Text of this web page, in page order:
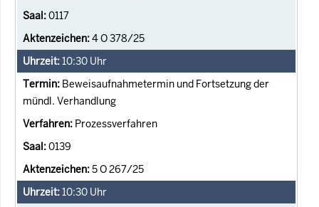
0117
4 O 378/25
10:30 Uhr
Beweisaufnahmetermin und Fortsetzung der
mündl. Verhandlung
Prozessverfahren
0139
5 O 267/25
10:30 Uhr